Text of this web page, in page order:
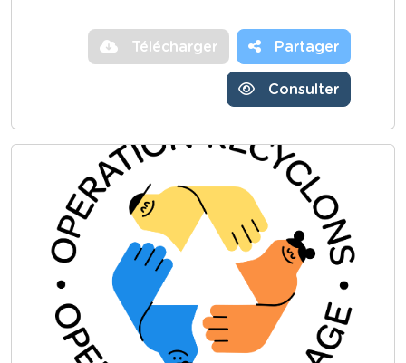
Télécharger Partager
Consulter